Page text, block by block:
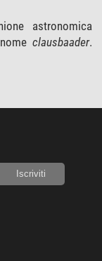
astronomica
clausbaader.